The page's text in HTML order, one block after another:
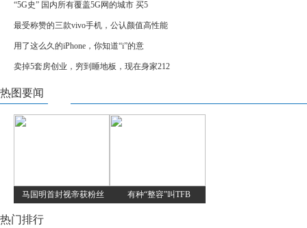
“5G史” 国内所有覆盖5G网的城市 买5
最受称赞的三款vivo手机，公认颜值高性能
用了这么久的iPhone，你知道“i”的意
卖掉5套房创业，穷到睡地板，现在身家212
热图要闻
马国明首封视帝获粉丝 有种“整容”叫TFB
热门排行